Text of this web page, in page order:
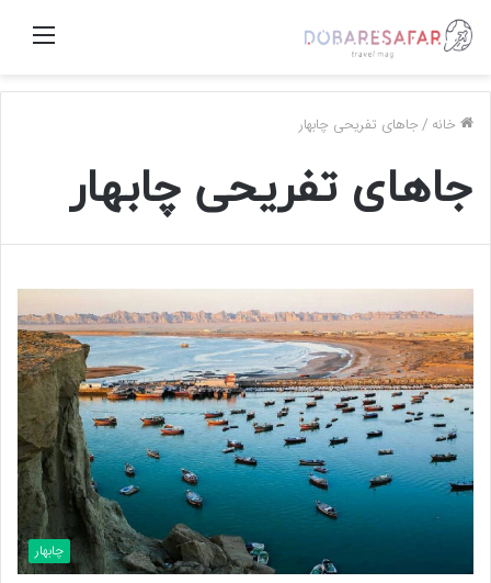
منو
خانه /جاهای تفریحی چابهار
جاهای تفریحی چابهار
چابهار